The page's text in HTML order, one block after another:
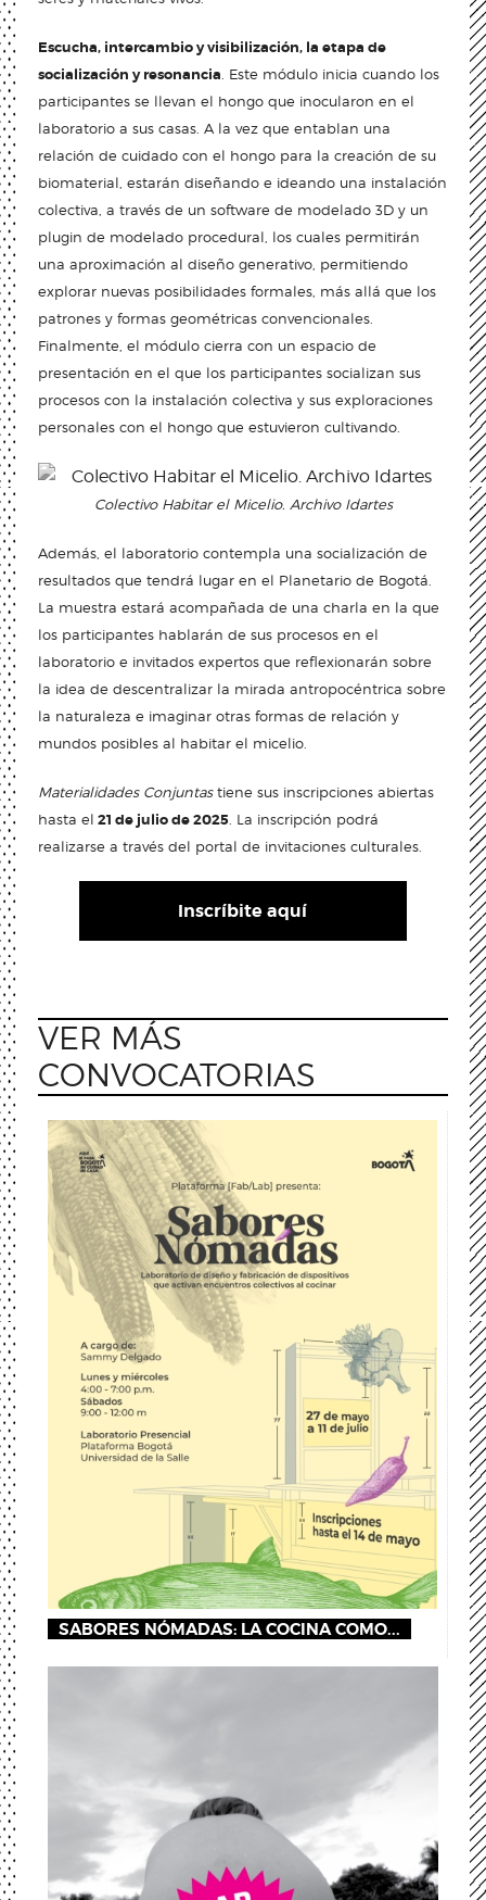
Escucha, intercambio y visibilización, la etapa de
socialización y resonancia. Este módulo inicia cuando los
participantes se llevan el hongo que inocularon en el
laboratorio a sus casas. A la vez que entablan una
relación de cuidado con el hongo para la creación de su
biomaterial, estarán diseñando e ideando una instalación
colectiva, a través de un software de modelado 3D y un
plugin de modelado procedural, los cuales permitirán
una aproximación al diseño generativo, permitiendo
explorar nuevas posibilidades formales, más allá que los
patrones y formas geométricas convencionales.
Finalmente, el módulo cierra con un espacio de
presentación en el que los participantes socializan sus
procesos con la instalación colectiva y sus exploraciones
personales con el hongo que estuvieron cultivando.
Colectivo Habitar el Micelio. Archivo Idartes
Además, el laboratorio contempla una socialización de
resultados que tendrá lugar en el Planetario de Bogotá.
La muestra estará acompañada de una charla en la que
los participantes hablarán de sus procesos en el
laboratorio e invitados expertos que reflexionarán sobre
la idea de descentralizar la mirada antropocéntrica sobre
la naturaleza e imaginar otras formas de relación y
mundos posibles al habitar el micelio.
Materialidades Conjuntastiene sus inscripciones abiertas
hasta el 21 de julio de 2025. La inscripción podrá
realizarse a través del portal de invitaciones culturales.
Inscríbite aquí
VER MÁS
CONVOCATORIAS
SABORES NÓMADAS: LA COCINA COMO...